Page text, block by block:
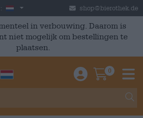
Nederland shop@bierothek.de
in verbouwing. Daarom is
niet mogelijk om bestellingen te
plaatsen.
Einloggen /
0